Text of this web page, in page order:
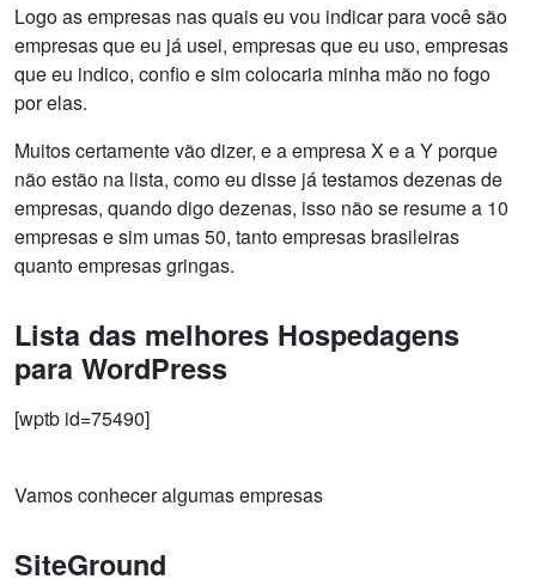
Logo as empresas nas quais eu vou indicar para você são
empresas que eu já usei, empresas que eu uso, empresas
que eu indico, confio e sim colocaria minha mão no fogo
por elas.
Muitos certamente vão dizer, e a empresa X e a Y porque
não estão na lista, como eu disse já testamos dezenas de
empresas, quando digo dezenas, isso não se resume a 10
empresas e sim umas 50, tanto empresas brasileiras
quanto empresas gringas.
Lista das melhores Hospedagens
para WordPress
[wptb id=75490]
Vamos conhecer algumas empresas
SiteGround